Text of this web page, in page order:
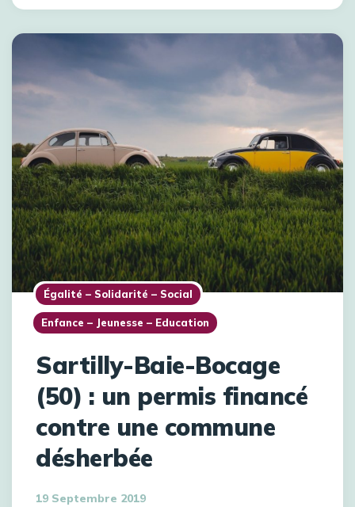
Égalité – Solidarité – Social
Enfance – Jeunesse – Education
Sartilly-Baie-Bocage
(50) : un permis financé
contre une commune
désherbée
19 Septembre 2019